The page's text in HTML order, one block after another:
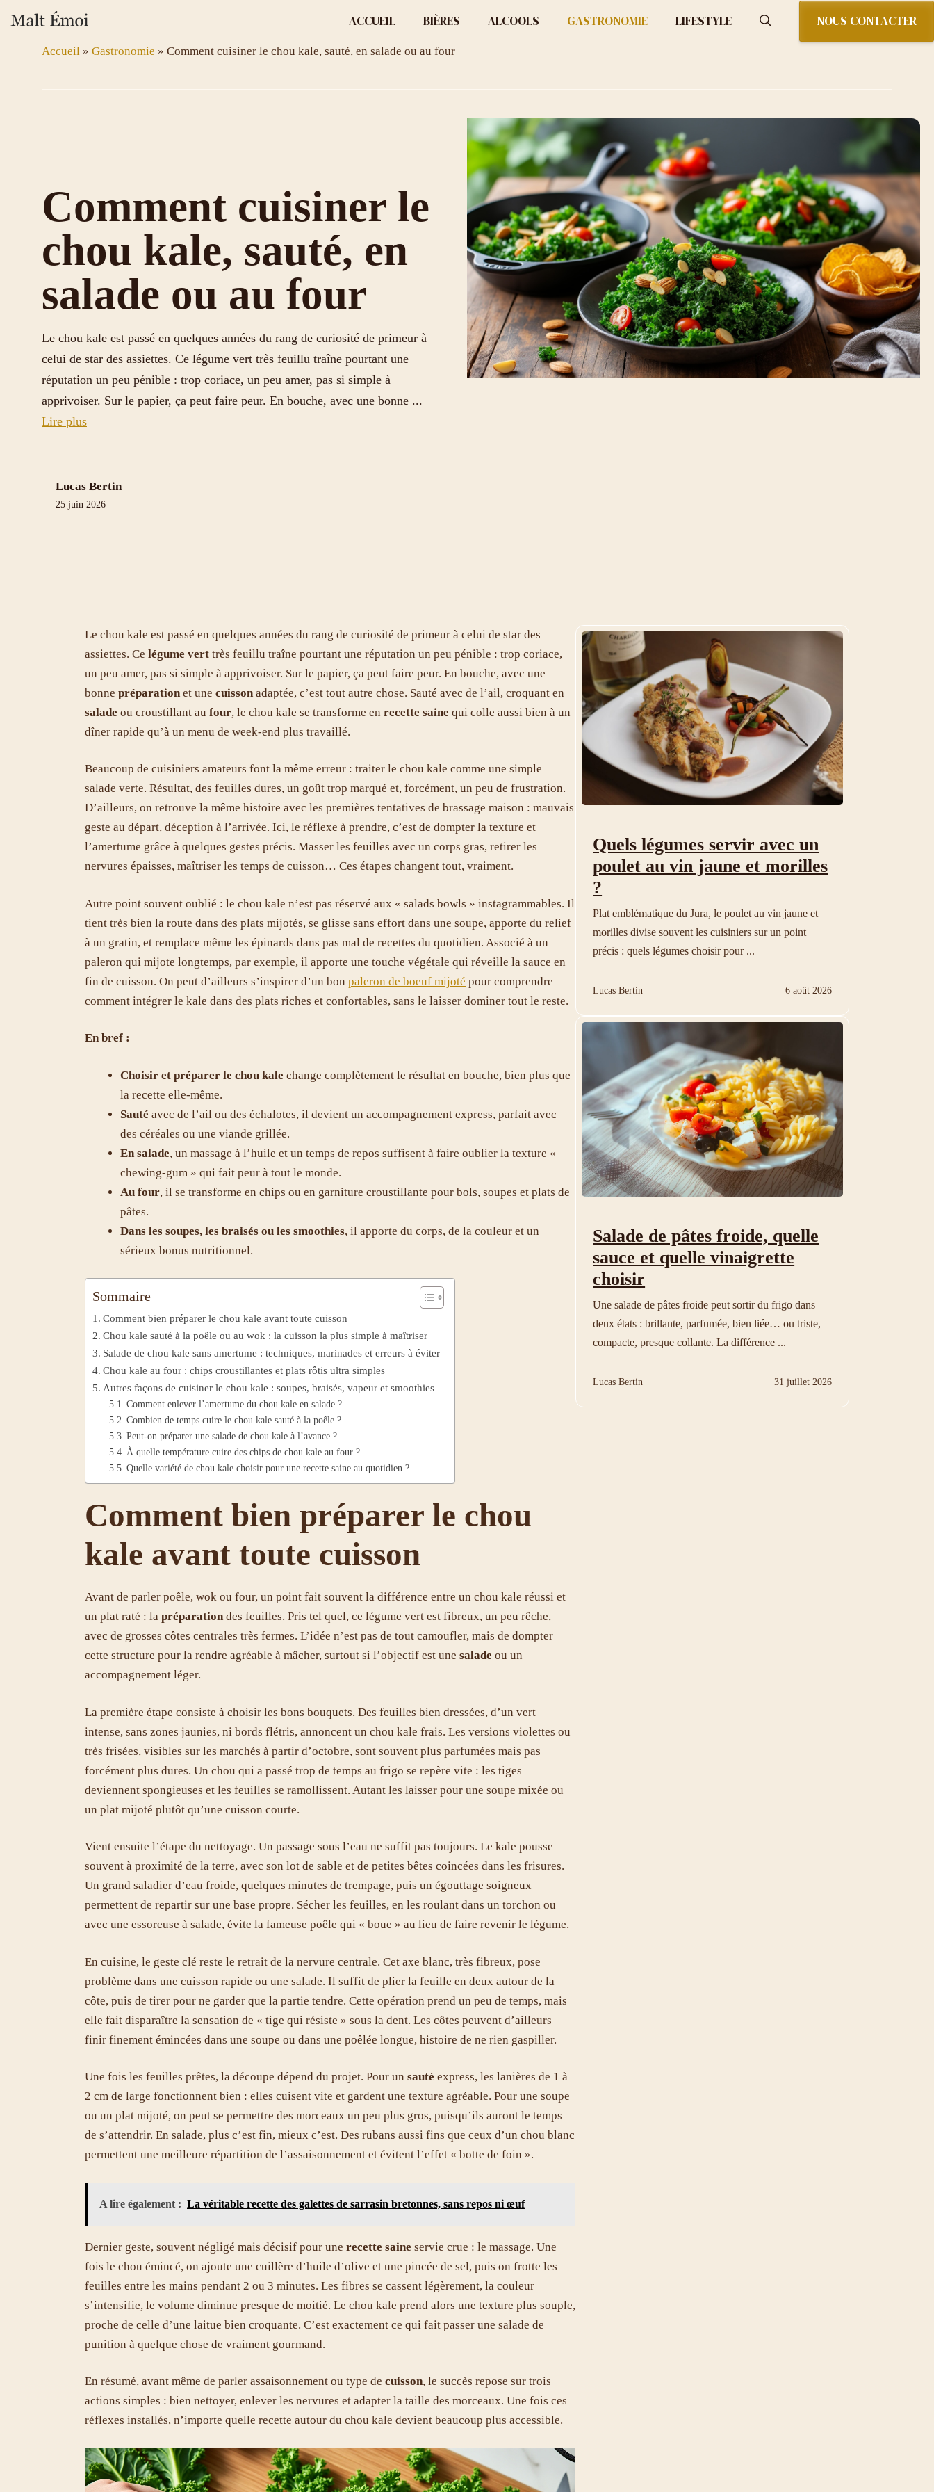
au
ACCUEIL BIÈRES ALCOOLS GASTRONOMIE LIFESTYLE NOUS CONTACTER
Accueil » Gastronomie » Comment cuisiner le chou kale, sauté, en salade ou au four
Comment cuisiner le
chou kale, sauté, en
salade ou au four
Le chou kale est passé en quelques années du rang de curiosité de primeur à
celui de star des assiettes. Ce légume vert très feuillu traîne pourtant une
réputation un peu pénible : trop coriace, un peu amer, pas si simple à
apprivoiser. Sur le papier, ça peut faire peur. En bouche, avec une bonne ...
Lire plus
Lucas Bertin
25 juin 2026
Le chou kale est passé en quelques années du rang de curiosité de primeur à celui de star des
assiettes. Ce légume vert très feuillu traîne pourtant une réputation un peu pénible : trop coriace,
un peu amer, pas si simple à apprivoiser. Sur le papier, ça peut faire peur. En bouche, avec une
bonne préparation et une cuisson adaptée, c’est tout autre chose. Sauté avec de l’ail, croquant en
salade ou croustillant au four, le chou kale se transforme en recette saine qui colle aussi bien à un
dîner rapide qu’à un menu de week-end plus travaillé.
Beaucoup de cuisiniers amateurs font la même erreur : traiter le chou kale comme une simple
salade verte. Résultat, des feuilles dures, un goût trop marqué et, forcément, un peu de frustration.
D’ailleurs, on retrouve la même histoire avec les premières tentatives de brassage maison : mauvais
geste au départ, déception à l’arrivée. Ici, le réflexe à prendre, c’est de dompter la texture et
l’amertume grâce à quelques gestes précis. Masser les feuilles avec un corps gras, retirer les
nervures épaisses, maîtriser les temps de cuisson… Ces étapes changent tout, vraiment.
Autre point souvent oublié : le chou kale n’est pas réservé aux « salads bowls » instagrammables. Il
tient très bien la route dans des plats mijotés, se glisse sans effort dans une soupe, apporte du relief
à un gratin, et remplace même les épinards dans pas mal de recettes du quotidien. Associé à un
paleron qui mijote longtemps, par exemple, il apporte une touche végétale qui réveille la sauce en
fin de cuisson. On peut d’ailleurs s’inspirer d’un bon paleron de boeuf mijoté pour comprendre
comment intégrer le kale dans des plats riches et confortables, sans le laisser dominer tout le reste.
En bref :
Choisir et préparer le chou kale change complètement le résultat en bouche, bien plus que
la recette elle-même.
Sauté avec de l’ail ou des échalotes, il devient un accompagnement express, parfait avec
des céréales ou une viande grillée.
En salade, un massage à l’huile et un temps de repos suffisent à faire oublier la texture «
chewing-gum » qui fait peur à tout le monde.
Au four, il se transforme en chips ou en garniture croustillante pour bols, soupes et plats de
pâtes.
Dans les soupes, les braisés ou les smoothies, il apporte du corps, de la couleur et un
sérieux bonus nutritionnel.
Sommaire
Comment bien préparer le chou kale avant toute cuisson
Chou kale sauté à la poêle ou au wok : la cuisson la plus simple à maîtriser
Salade de chou kale sans amertume : techniques, marinades et erreurs à éviter
Chou kale au four : chips croustillantes et plats rôtis ultra simples
Autres façons de cuisiner le chou kale : soupes, braisés, vapeur et smoothies
Comment enlever l’amertume du chou kale en salade ?
Combien de temps cuire le chou kale sauté à la poêle ?
Peut-on préparer une salade de chou kale à l’avance ?
À quelle température cuire des chips de chou kale au four ?
Quelle variété de chou kale choisir pour une recette saine au quotidien ?
Comment bien préparer le chou
kale avant toute cuisson
Avant de parler poêle, wok ou four, un point fait souvent la différence entre un chou kale réussi et
un plat raté : la préparation des feuilles. Pris tel quel, ce légume vert est fibreux, un peu rêche,
avec de grosses côtes centrales très fermes. L’idée n’est pas de tout camoufler, mais de dompter
cette structure pour la rendre agréable à mâcher, surtout si l’objectif est une salade ou un
accompagnement léger.
La première étape consiste à choisir les bons bouquets. Des feuilles bien dressées, d’un vert
intense, sans zones jaunies, ni bords flétris, annoncent un chou kale frais. Les versions violettes ou
très frisées, visibles sur les marchés à partir d’octobre, sont souvent plus parfumées mais pas
forcément plus dures. Un chou qui a passé trop de temps au frigo se repère vite : les tiges
deviennent spongieuses et les feuilles se ramollissent. Autant les laisser pour une soupe mixée ou
un plat mijoté plutôt qu’une cuisson courte.
Vient ensuite l’étape du nettoyage. Un passage sous l’eau ne suffit pas toujours. Le kale pousse
souvent à proximité de la terre, avec son lot de sable et de petites bêtes coincées dans les frisures.
Un grand saladier d’eau froide, quelques minutes de trempage, puis un égouttage soigneux
permettent de repartir sur une base propre. Sécher les feuilles, en les roulant dans un torchon ou
avec une essoreuse à salade, évite la fameuse poêle qui « boue » au lieu de faire revenir le légume.
En cuisine, le geste clé reste le retrait de la nervure centrale. Cet axe blanc, très fibreux, pose
problème dans une cuisson rapide ou une salade. Il suffit de plier la feuille en deux autour de la
côte, puis de tirer pour ne garder que la partie tendre. Cette opération prend un peu de temps, mais
elle fait disparaître la sensation de « tige qui résiste » sous la dent. Les côtes peuvent d’ailleurs
finir finement émincées dans une soupe ou dans une poêlée longue, histoire de ne rien gaspiller.
Une fois les feuilles prêtes, la découpe dépend du projet. Pour un sauté express, les lanières de 1 à
2 cm de large fonctionnent bien : elles cuisent vite et gardent une texture agréable. Pour une soupe
ou un plat mijoté, on peut se permettre des morceaux un peu plus gros, puisqu’ils auront le temps
de s’attendrir. En salade, plus c’est fin, mieux c’est. Des rubans aussi fins que ceux d’un chou blanc
permettent une meilleure répartition de l’assaisonnement et évitent l’effet « botte de foin ».
A lire également : La véritable recette des galettes de sarrasin bretonnes, sans repos ni œuf
Dernier geste, souvent négligé mais décisif pour une recette saine servie crue : le massage. Une
fois le chou émincé, on ajoute une cuillère d’huile d’olive et une pincée de sel, puis on frotte les
feuilles entre les mains pendant 2 ou 3 minutes. Les fibres se cassent légèrement, la couleur
s’intensifie, le volume diminue presque de moitié. Le chou kale prend alors une texture plus souple,
proche de celle d’une laitue bien croquante. C’est exactement ce qui fait passer une salade de
punition à quelque chose de vraiment gourmand.
En résumé, avant même de parler assaisonnement ou type de cuisson, le succès repose sur trois
actions simples : bien nettoyer, enlever les nervures et adapter la taille des morceaux. Une fois ces
réflexes installés, n’importe quelle recette autour du chou kale devient beaucoup plus accessible.
Quels légumes servir avec un
poulet au vin jaune et morilles
?
Plat emblématique du Jura, le poulet au vin jaune et
morilles divise souvent les cuisiniers sur un point
précis : quels légumes choisir pour ...
Lucas Bertin 6 août 2026
Salade de pâtes froide, quelle
sauce et quelle vinaigrette
choisir
Une salade de pâtes froide peut sortir du frigo dans
deux états : brillante, parfumée, bien liée… ou triste,
compacte, presque collante. La différence ...
Lucas Bertin 31 juillet 2026